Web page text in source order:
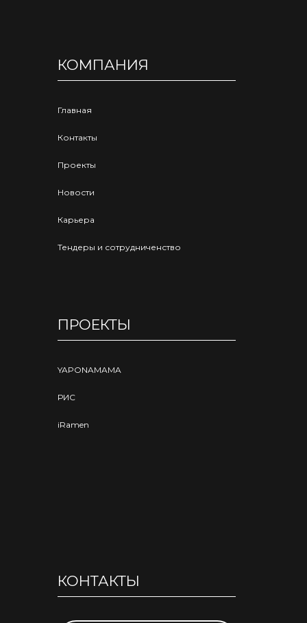
Главная
Проекты
Новости
Тендеры и сотрудниченство
Карьера
Контакты
КОМПАНИЯ
ПРОЕКТЫ
YAPONAMAMA
РИС
iRamen
КОНТАКТЫ